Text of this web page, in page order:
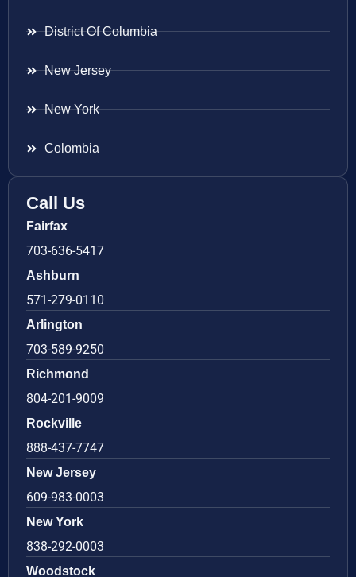
District Of Columbia
New Jersey
New York
Colombia
Call Us
Fairfax
703-636-5417
Ashburn
571-279-0110
Arlington
703-589-9250
Richmond
804-201-9009
Rockville
888-437-7747
New Jersey
609-983-0003
New York
838-292-0003
Woodstock